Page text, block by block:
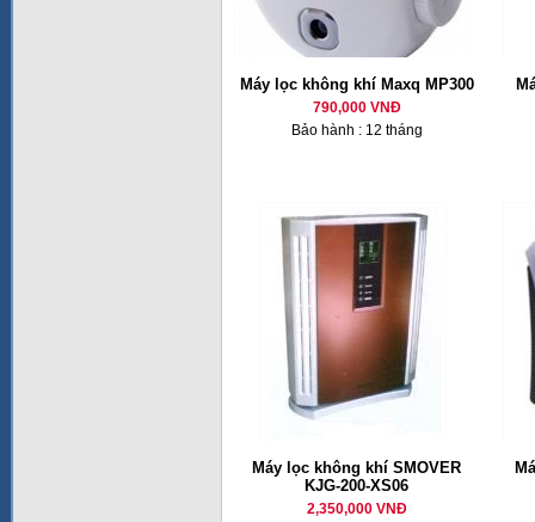
Máy lọc không khí Maxq MP300
790,000 VNĐ
Bảo hành : 12 tháng
Máy lọc không khí SMOVER
KJG-200-XS06
2,350,000 VNĐ